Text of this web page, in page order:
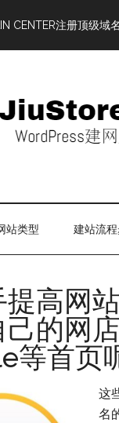
CENTER注册顶级域名
站类型 建站流
提高网
己的网
等首页
这
名